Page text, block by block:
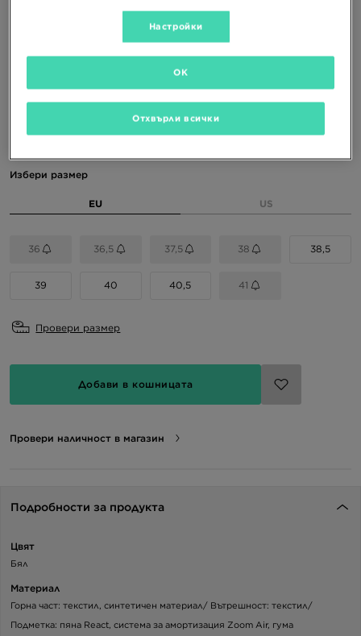
209,99 € 410,71 ЛВ. -20%
(Най-ниска цена от 30-те дни преди намалението)
Избери размер
EU US
36 36,5 37,5 38 38,5
39 40 40,5 41
Провери размер
Добави в кошницата
Провери наличност в магазин
Подробности за продукта
Цвят
Бял
Материал
Горна част: текстил, синтетичен материал/ Вътрешност: текстил/
Подметка: пяна React, система за амортизация Zoom Air, гума
Настройки
Отхвърли всички
OK